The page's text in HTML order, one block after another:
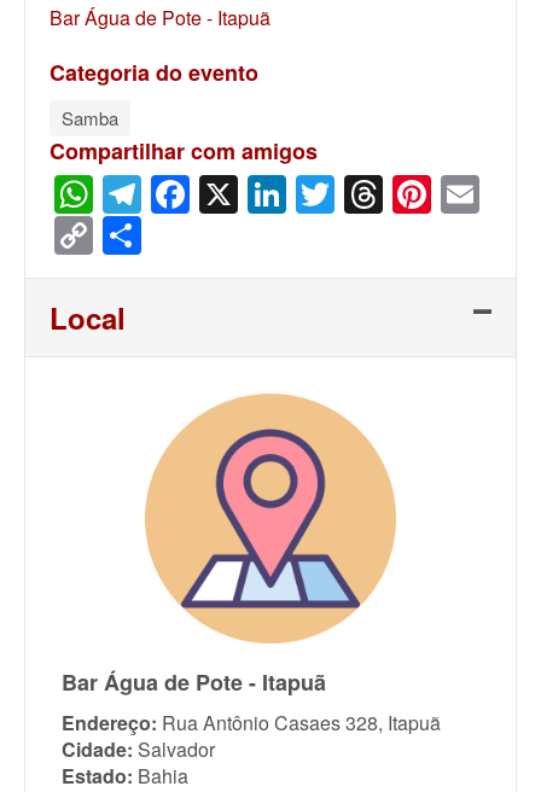
Bar Água de Pote - Itapuã
Categoria do evento
Samba
Compartilhar com amigos
WhatsApp
Telegram
Facebook
X LinkedIn
Twitter
Threads
Copy
Link
Local
Bar Água de Pote - Itapuã
Endereço: Rua Antônio Casaes 328, Itapuã
Cidade: Salvador
Estado: Bahia